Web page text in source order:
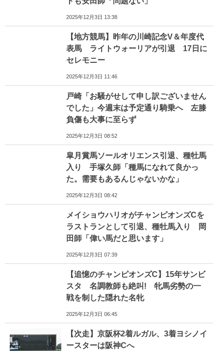
2025年12月3日 13:38
【地方競馬】昨年の川崎記念V＆年度代
表馬 ライトウォーリアが引退 17日に
セレモニー
2025年12月3日 11:46
戸崎「お騒がせして申し訳ございません
でした」今週末は予定通り騎乗へ 左膝
負傷も大事に至らず
2025年12月3日 08:52
皐月賞馬ソールオリエンス引退、種牡馬
入り 手塚久師「種馬になれて良かっ
た。需要もあるんじゃないかな」
2025年12月3日 08:42
メイショウハリオがチャンピオンズCを
ラストランとして引退、種牡馬入り 岡
田師「偉い馬だと思います」
2025年12月3日 07:39
【追憶のチャンピオンズC】15年サンビ
スタ 名調教師も絶叫! 牝馬劣勢の一
戦を制した隠れた名牝
2025年12月3日 06:45
【次走】京阪杯2着ルガル、3着ヨシノイ
ースターは阪神Cへ